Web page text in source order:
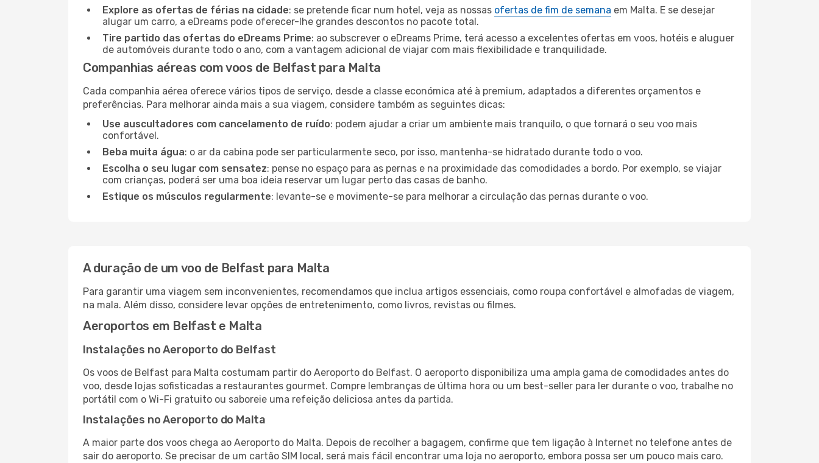
Explore as ofertas de férias na cidade: se pretende ficar num hotel, veja as nossas ofertas de fim de semana em Malta. E se desejar
alugar um carro, a eDreams pode oferecer-lhe grandes descontos no pacote total.
Tire partido das ofertas do eDreams Prime: ao subscrever o eDreams Prime, terá acesso a excelentes ofertas em voos, hotéis e aluguer
de automóveis durante todo o ano, com a vantagem adicional de viajar com mais flexibilidade e tranquilidade.
Companhias aéreas com voos de Belfast para Malta
Cada companhia aérea oferece vários tipos de serviço, desde a classe económica até à premium, adaptados a diferentes orçamentos e
preferências. Para melhorar ainda mais a sua viagem, considere também as seguintes dicas:
Use auscultadores com cancelamento de ruído: podem ajudar a criar um ambiente mais tranquilo, o que tornará o seu voo mais
confortável.
Beba muita água: o ar da cabina pode ser particularmente seco, por isso, mantenha-se hidratado durante todo o voo.
Escolha o seu lugar com sensatez: pense no espaço para as pernas e na proximidade das comodidades a bordo. Por exemplo, se viajar
com crianças, poderá ser uma boa ideia reservar um lugar perto das casas de banho.
Estique os músculos regularmente: levante-se e movimente-se para melhorar a circulação das pernas durante o voo.
A duração de um voo de Belfast para Malta
Para garantir uma viagem sem inconvenientes, recomendamos que inclua artigos essenciais, como roupa confortável e almofadas de viagem,
na mala. Além disso, considere levar opções de entretenimento, como livros, revistas ou filmes.
Aeroportos em Belfast e Malta
Instalações no Aeroporto do Belfast
Os voos de Belfast para Malta costumam partir do Aeroporto do Belfast. O aeroporto disponibiliza uma ampla gama de comodidades antes do
voo, desde lojas sofisticadas a restaurantes gourmet. Compre lembranças de última hora ou um best-seller para ler durante o voo, trabalhe no
portátil com o Wi-Fi gratuito ou saboreie uma refeição deliciosa antes da partida.
Instalações no Aeroporto do Malta
A maior parte dos voos chega ao Aeroporto do Malta. Depois de recolher a bagagem, confirme que tem ligação à Internet no telefone antes de
sair do aeroporto. Se precisar de um cartão SIM local, será mais fácil encontrar uma loja no aeroporto, embora possa ser um pouco mais caro.